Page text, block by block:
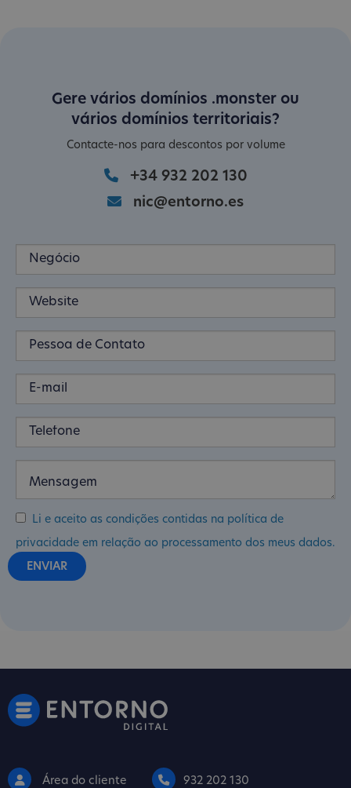
Gere vários domínios .monster ou
vários domínios territoriais?
Contacte-nos para descontos por volume
+34 932 202 130
nic@entorno.es
Li e aceito as condições contidas na política de
privacidade em relação ao processamento dos meus dados.
Área do cliente 932 202 130